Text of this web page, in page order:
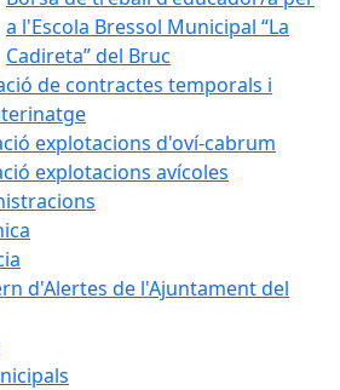
a l'Escola Bressol Municipal “La
Cadireta” del Bruc
de contractes temporals i
explotacions d'oví-cabrum
explotacions avícoles
d'Alertes de l'Ajuntament del